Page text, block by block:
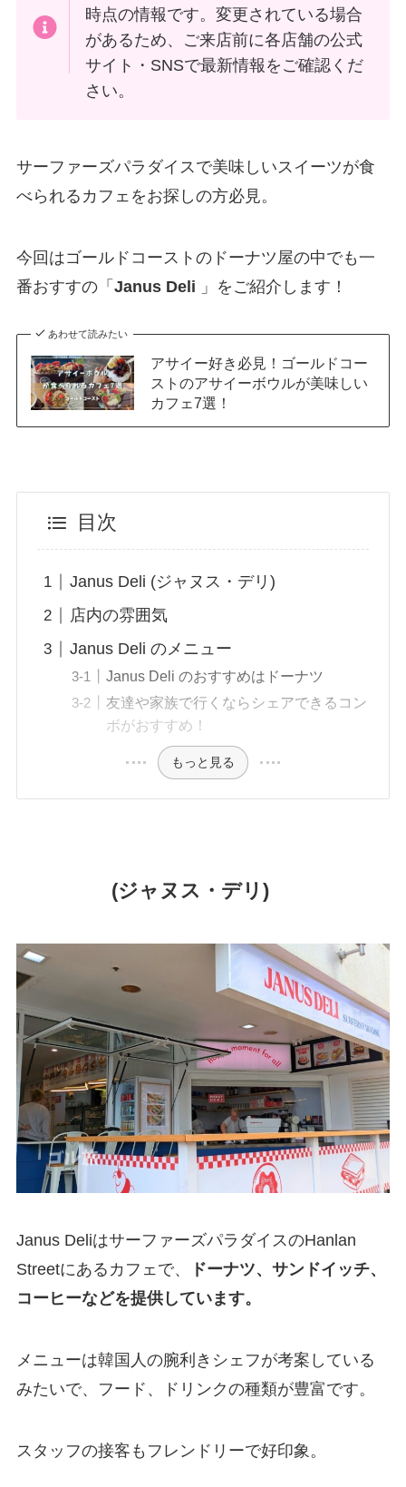
時点の情報です。変更されている場合
があるため、ご来店前に各店舗の公式
サイト・SNSで最新情報をご確認くだ
さい。
サーファーズパラダイスで美味しいスイーツが食
べられるカフェをお探しの方必見。
今回はゴールドコーストのドーナツ屋の中でも一
番おすすの「 Janus Deli 」をご紹介します！
あわせて読みたい
アサイー好き必見！ゴールドコー
ストのアサイーボウルが美味しい
カフェ7選！
目次
Janus Deli (ジャヌス・デリ)
店内の雰囲気
Janus Deli のメニュー
Janus Deli のおすすめはドーナツ
友達や家族で行くならシェアできるコン
ボがおすすめ！
もっと見る
(ジャヌス・デリ)
Janus DeliはサーファーズパラダイスのHanlan
Streetにあるカフェで、
ドーナツ、サンドイッチ、
コーヒーなどを提供しています。
メニューは韓国人の腕利きシェフが考案している
みたいで、フード、ドリンクの種類が豊富です。
スタッフの接客もフレンドリーで好印象。